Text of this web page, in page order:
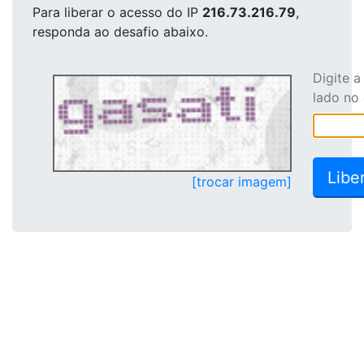
Para liberar o acesso do IP 216.73.216.79,
responda ao desafio abaixo.
[trocar imagem]
Digite
lado no